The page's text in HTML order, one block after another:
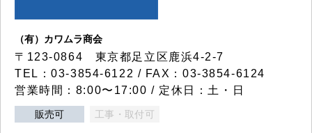
（有）カワムラ商会
〒123-0864 東京都足立区鹿浜4-2-7
TEL：03-3854-6122 / FAX：03-3854-6124
営業時間：8:00〜17:00 / 定休日：土・日
販売可 工事・取付可